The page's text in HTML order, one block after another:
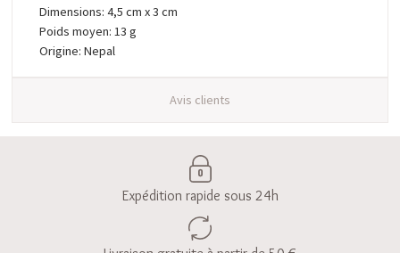
Dimensions: 4,5 cm x 3 cm
Poids moyen: 13 g
Origine: Nepal
Avis clients
Expédition rapide sous 24h